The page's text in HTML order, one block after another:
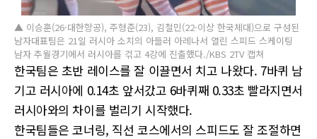
▲ 이승훈(26·대한항공), 주형준(23), 김철민(22·이상 한국체대)으로 구성된
남자대표팀은 21일 러시아 소치의 아들러 아레나서 열린 스피드 스케이팅
남자 추월경기에서 러시아를 걲고 4강에 진출했다./KBS 2TV 캡쳐
한국팀은 초반 레이스를 잘 이끌면서 치고 나왔다. 7바퀴 남
기고 러시아에 0.14초 앞서갔고 6바퀴째 0.33초 빨라지면서
러시아와의 차이를 벌리기 시작했다.
한국팀들은 코너링, 직선 코스에서의 스피드도 잘 조절하면